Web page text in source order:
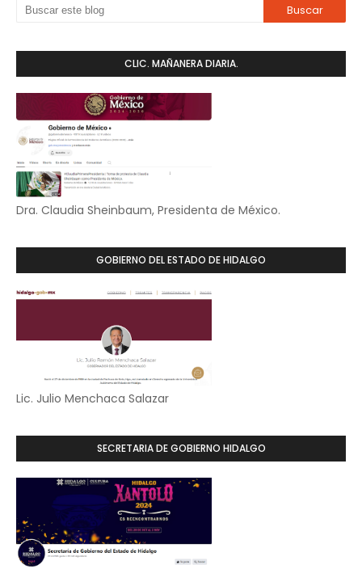
CLIC. MAÑANERA DIARIA.
Dra. Claudia Sheinbaum, Presidenta de México.
GOBIERNO DEL ESTADO DE HIDALGO
Lic. Julio Menchaca Salazar
SECRETARIA DE GOBIERNO HIDALGO